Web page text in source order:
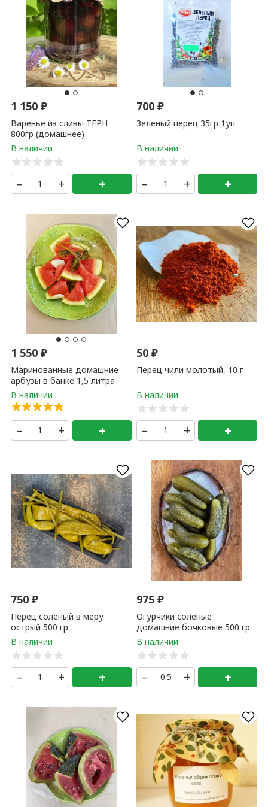
1 150₽
Варенье из сливы ТЕРН
800гр (домашнее)
– + +
700₽
Зеленый перец 35гр 1уп
– + +
1 550₽
Маринованные домашние
арбузы в банке 1,5 литра
– + +
50₽
Перец чили молотый, 10 г
– + +
750₽
Перец соленый в меру
острый 500 гр
– + +
975₽
Огурчики соленые
домашние бочковые 500 гр
– + +